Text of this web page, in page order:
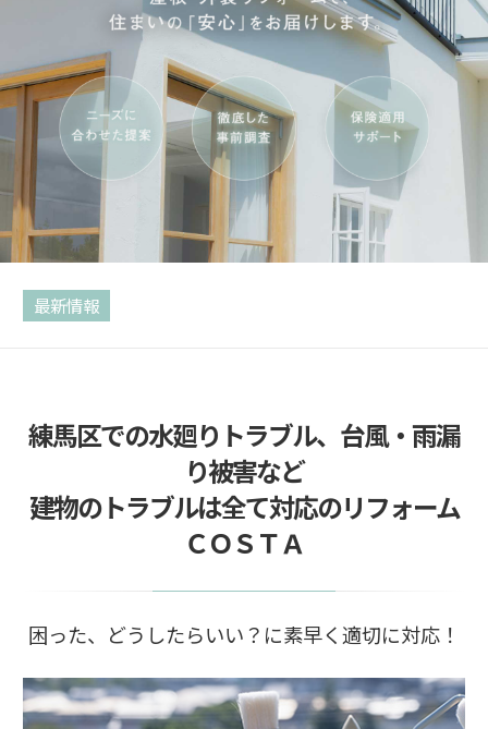
最新情報
練馬区での水廻りトラブル、台風・雨漏
り被害など
建物のトラブルは全て対応のリフォーム
ＣＯＳＴＡ
困った、どうしたらいい？に素早く適切に対応！